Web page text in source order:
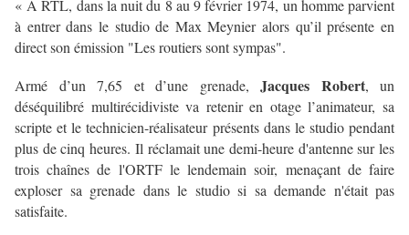
« À RTL, dans la nuit du 8 au 9 février 1974, un homme parvient
à entrer dans le studio de Max Meynier alors qu’il présente en
direct son émission "Les routiers sont sympas".
Armé d’un 7,65 et d’une grenade, Jacques Robert, un
déséquilibré multirécidiviste va retenir en otage l’animateur, sa
scripte et le technicien-réalisateur présents dans le studio pendant
plus de cinq heures. Il réclamait une demi-heure d'antenne sur les
trois chaînes de l'ORTF le lendemain soir, menaçant de faire
exploser sa grenade dans le studio si sa demande n'était pas
satisfaite.